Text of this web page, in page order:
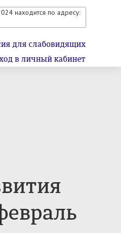
находится по адресу:
для слабовидящих
в личный кабинет